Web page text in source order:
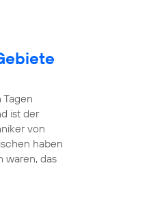
ist der
von
haben
waren, das